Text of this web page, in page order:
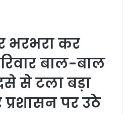
भरभरा कर
बाल-बाल
से टला बड़ा
पर उठे